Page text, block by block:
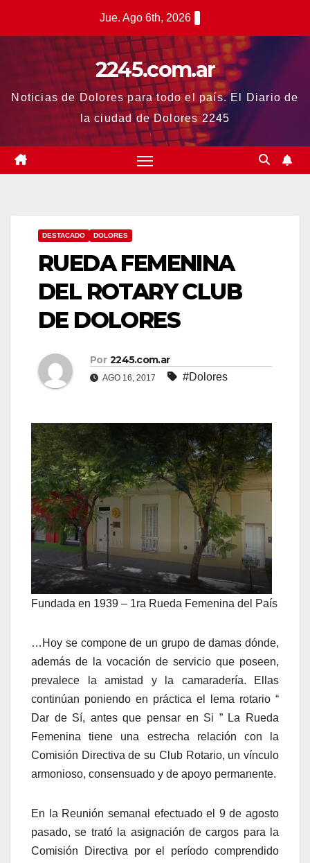
Jue. Ago 6th, 2026
2245.com.ar
Noticias de Dolores para todo el país. El Diario de
la ciudad de Dolores 2245
DESTACADO DOLORES
RUEDA FEMENINA
DEL ROTARY CLUB
DE DOLORES
Por 2245.com.ar
AGO 16, 2017 #Dolores
Fundada en 1939 – 1ra Rueda Femenina del País
…Hoy se compone de un grupo de damas dónde,
además de la vocación de servicio que poseen,
prevalece la amistad y la camaradería. Ellas
continúan poniendo en práctica el lema rotario “
Dar de Sí, antes que pensar en Si ” La Rueda
Femenina tiene una estrecha relación con la
Comisión Directiva de su Club Rotario, un vínculo
armonioso, consensuado y de apoyo permanente.
En la Reunión semanal efectuado el 9 de agosto
pasado, se trató la asignación de cargos para la
Comisión Directiva por el período comprendido